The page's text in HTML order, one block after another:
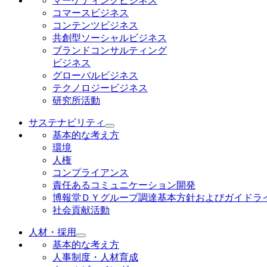
コマースビジネス
コンテンツビジネス
共創型ソーシャルビジネス
ブランドコンサルティング
ビジネス
グローバルビジネス
テクノロジービジネス
研究所活動
サステナビリティ
基本的な考え方
環境
人権
コンプライアンス
責任あるコミュニケーション開発
博報堂ＤＹグループ調達基本方針およびガイドラ
社会貢献活動
人材・採用
基本的な考え方
人事制度・人材育成